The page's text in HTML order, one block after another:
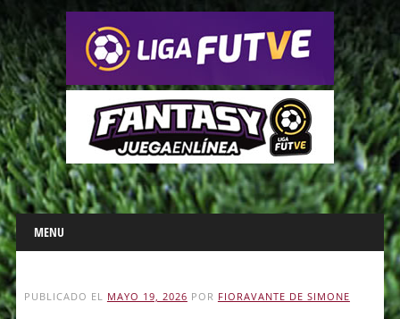
Main menu
Skip
to
content
MENU
PUBLICADO EL MAYO 19, 2026 POR FIORAVANTE DE SIMONE